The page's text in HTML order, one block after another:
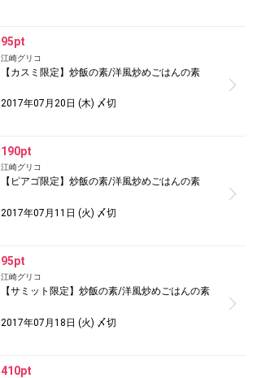
95pt
江崎グリコ
【カスミ限定】炒飯の素/洋風炒めごはんの素
2017年07月20日 (木) 〆切
190pt
江崎グリコ
【ピアゴ限定】炒飯の素/洋風炒めごはんの素
2017年07月11日 (火) 〆切
95pt
江崎グリコ
【サミット限定】炒飯の素/洋風炒めごはんの素
2017年07月18日 (火) 〆切
410pt